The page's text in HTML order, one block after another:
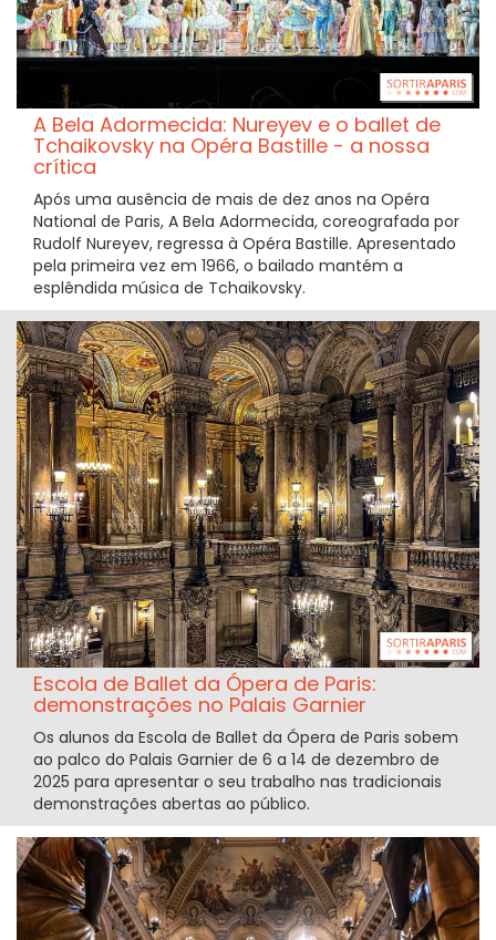
A Bela Adormecida: Nureyev e o ballet de
Tchaikovsky na Opéra Bastille - a nossa
crítica
Após uma ausência de mais de dez anos na Opéra
National de Paris, A Bela Adormecida, coreografada por
Rudolf Nureyev, regressa à Opéra Bastille. Apresentado
pela primeira vez em 1966, o bailado mantém a
esplêndida música de Tchaikovsky.
Escola de Ballet da Ópera de Paris:
demonstrações no Palais Garnier
Os alunos da Escola de Ballet da Ópera de Paris sobem
ao palco do Palais Garnier de 6 a 14 de dezembro de
2025 para apresentar o seu trabalho nas tradicionais
demonstrações abertas ao público.